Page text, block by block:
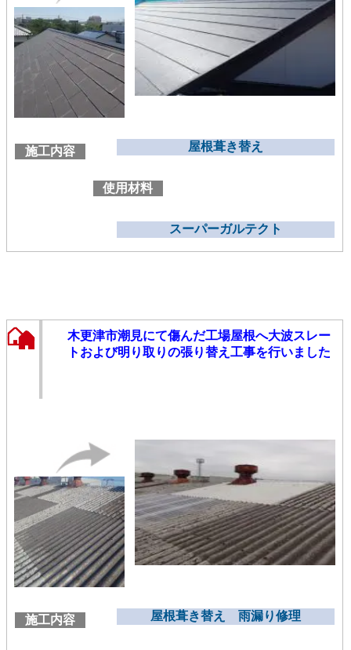
施工内容 屋根葺き替え
使用材料
スーパーガルテクト
木更津市潮見にて傷んだ工場屋根へ大波スレー
トおよび明り取りの張り替え工事を行いました
施工内容 屋根葺き替え 雨漏り修理